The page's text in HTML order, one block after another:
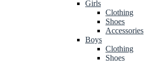
Girls
Clothing
Shoes
Accessories
Boys
Clothing
Shoes